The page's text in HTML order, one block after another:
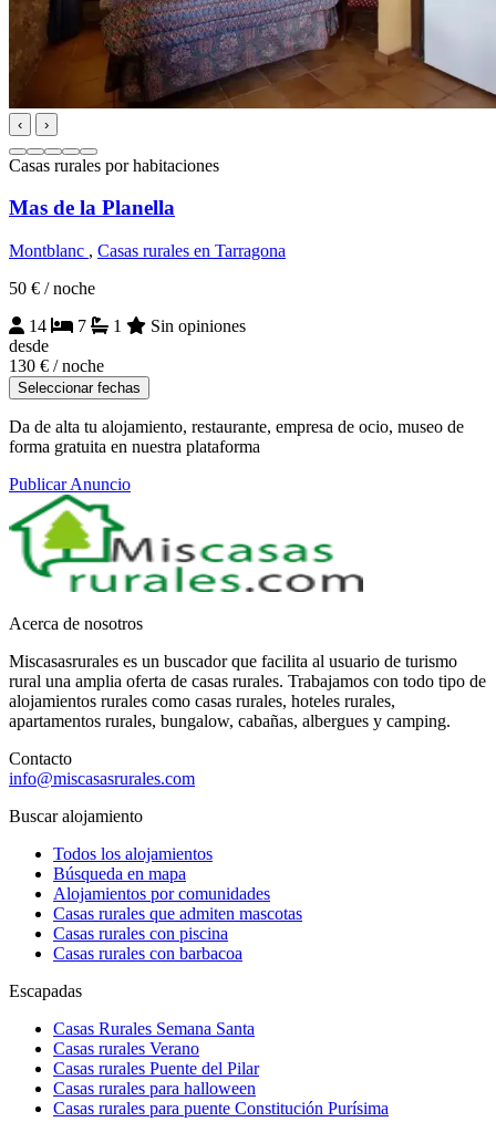
‹ ›
Casas rurales por habitaciones
Mas de la Planella
Montblanc , Casas rurales en Tarragona
50 € / noche
14
7 1
Sin opiniones
desde
130 € / noche
Seleccionar fechas
Da de alta tu alojamiento, restaurante, empresa de ocio, museo de
forma gratuita en nuestra plataforma
Publicar Anuncio
Acerca de nosotros
Miscasasrurales es un buscador que facilita al usuario de turismo
rural una amplia oferta de casas rurales. Trabajamos con todo tipo de
alojamientos rurales como casas rurales, hoteles rurales,
apartamentos rurales, bungalow, cabañas, albergues y camping.
Contacto
info@miscasasrurales.com
Buscar alojamiento
Todos los alojamientos
Búsqueda en mapa
Alojamientos por comunidades
Casas rurales que admiten mascotas
Casas rurales con piscina
Casas rurales con barbacoa
Escapadas
Casas Rurales Semana Santa
Casas rurales Verano
Casas rurales Puente del Pilar
Casas rurales para halloween
Casas rurales para puente Constitución Purísima